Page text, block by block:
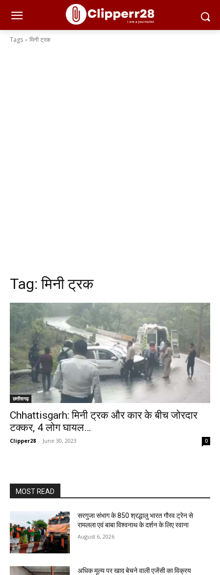
Tags मिनी ट्रक
Tag:मिनी ट्रक
छत्तीसगढ़
Chhattisgarh: मिनी ट्रक और कार के बीच जोरदार
टक्कर, 4 लोग घायल…
Clipper28 - June 30, 2023 0
MOST READ
सरगुजा संभाग के 850 श्रद्धालु भारत गौरव ट्रेन से
रामलला एवं बाबा विश्वनाथ के दर्शन के लिए रवाना
August 6, 2026
अधिक मूल्य पर खाद बेचने वाली एजेंसी का विक्रय